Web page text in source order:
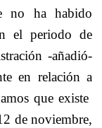
no ha habido
el periodo de
-añadió-
en relación a
que existe
de noviembre,